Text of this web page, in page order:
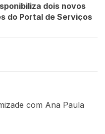
dois novos
do Portal de Serviços
com Ana Paula